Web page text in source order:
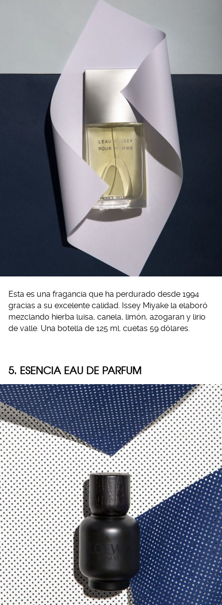
Esta es una fragancia que ha perdurado desde 1994
gracias a su excelente calidad. Issey Miyake la elaboró
mezclando hierba luisa, canela, limón, azogaran y lirio
de valle. Una botella de 125 ml. cuetas 59 dólares.
5. ESENCIA EAU DE PARFUM